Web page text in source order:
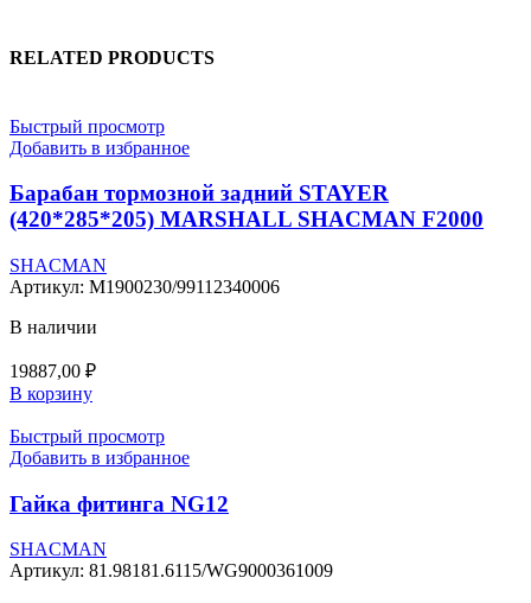
RELATED PRODUCTS
Быстрый просмотр
Добавить в избранное
Барабан тормозной задний STAYER
(420*285*205) MARSHALL SHACMAN F2000
SHACMAN
Артикул: M1900230/99112340006
В наличии
19887,00 ₽
В корзину
Быстрый просмотр
Добавить в избранное
Гайка фитинга NG12
SHACMAN
Артикул: 81.98181.6115/WG9000361009